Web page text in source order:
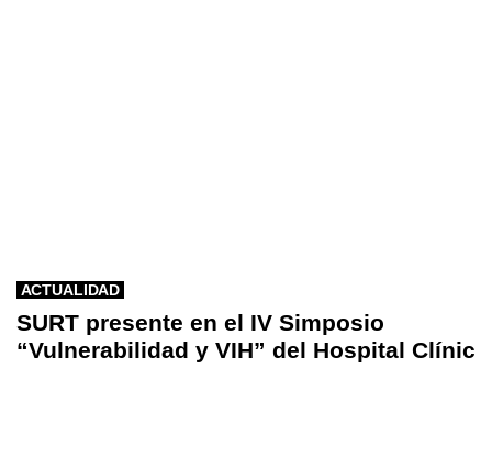
ACTUALIDAD
SURT presente en el IV Simposio
“Vulnerabilidad y VIH” del Hospital Clínic